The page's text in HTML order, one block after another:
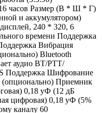
часов Размер (В * Ш * Г)
и аккумулятором)
240 * 320, 6
времени Поддержка
Вибрация
Bluetooth
аудио BT/PTT/
Поддержка Шифрование
Приемник
0,18 уФ (12 дБ
цифровая) 0,18 уФ (5%
каналу 60